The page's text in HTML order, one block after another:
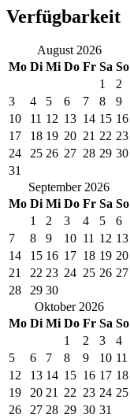
Verfügbarkeit
August 2026
Mo Di Mi Do Fr Sa So
1
2
3
4 5 6 7 8
9
10
11 12 13 14 15 16
17
18 19 20 21 22 23
24
25 26 27 28 29 30
31
September 2026
Mo Di Mi Do Fr Sa So
1
2 3 4 5
6
7
8 9 10 11 12 13
14
15 16 17 18 19 20
21
22 23 24 25 26 27
28
29 30
Oktober 2026
Mo Di Mi Do Fr Sa So
1
2 3
4
5
6 7 8 9 10 11
12
13 14 15 16 17 18
19
20 21 22 23 24 25
26
27 28 29 30 31